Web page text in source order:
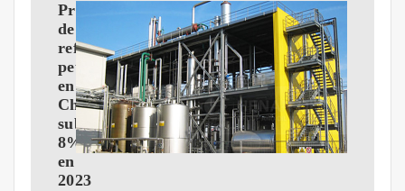
Producción
de
refinerías
petroleras
en
China
subirá
8%
en
2023